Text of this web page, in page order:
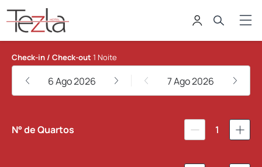
Tezla Hotel
Check-in / Check-out 1 Noite
6 Ago 2026 7 Ago 2026
N° de Quartos 1